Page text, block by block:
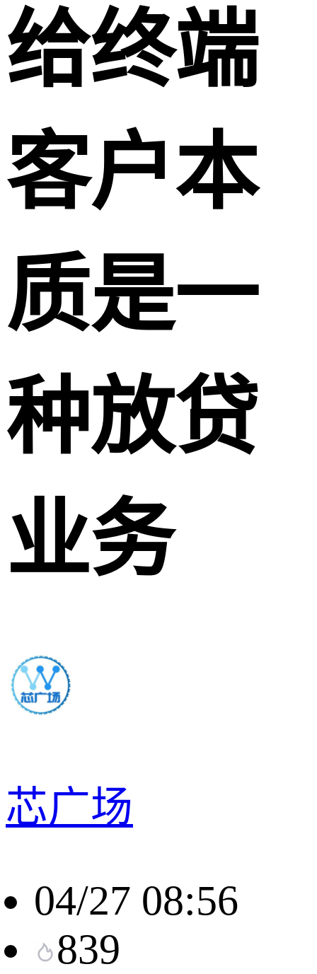
给终端
客户本
质是一
种放贷
业务
芯广场
04/27 08:56
839